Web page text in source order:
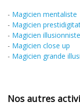
- Magicien mentaliste
- Magicien
- Magicien illusionniste
- Magicien close up
- Magicien grande
Nos autres